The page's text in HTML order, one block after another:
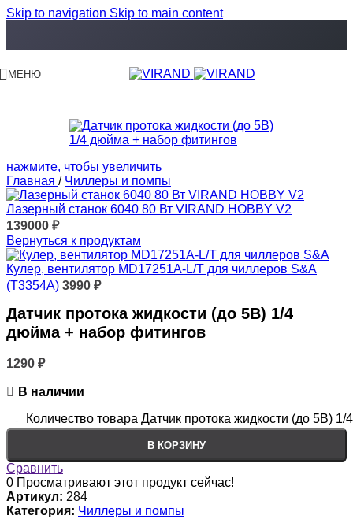
Skip to navigation Skip to main content
МЕНЮ
нажмите, чтобы увеличить
Главная / Чиллеры и помпы
Лазерный станок 6040 80 Вт VIRAND HOBBY V2
139000 ₽
Вернуться к продуктам
Кулер, вентилятор MD17251A-L/T для чиллеров S&A
(T3354A) 3990 ₽
Датчик протока жидкости (до 5В) 1/4
дюйма + набор фитингов
1290 ₽
В наличии
Количество товара Датчик протока жидкости (до 5В)
В КОРЗИНУ
Сравнить
0 Просматривают этот продукт сейчас!
Артикул: 284
Категория: Чиллеры и помпы